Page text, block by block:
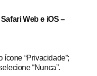
Web e iOS –
“Privacidade”;
“Nunca”.